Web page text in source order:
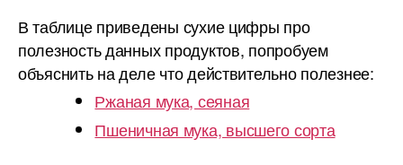
В таблице приведены сухие цифры про
полезность данных продуктов, попробуем
объяснить на деле что действительно полезнее:
Ржаная мука, сеяная
Пшеничная мука, высшего сорта